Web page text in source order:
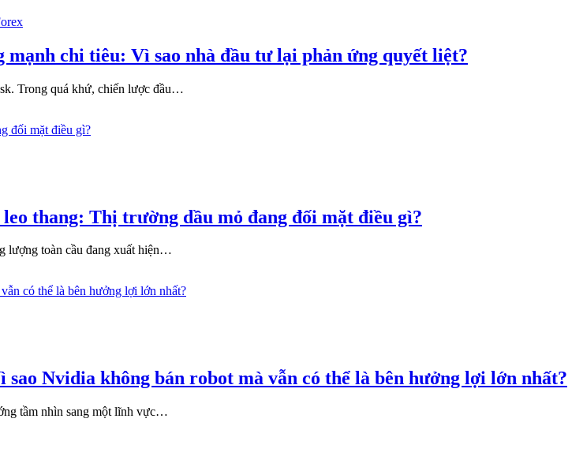
mạnh chi tiêu: Vì sao nhà đầu tư lại phản ứng quyết liệt?
Trong quá khứ, chiến lược đầu…
thang: Thị trường dầu mỏ đang đối mặt điều gì?
lượng toàn cầu đang xuất hiện…
Nvidia không bán robot mà vẫn có thể là bên hưởng lợi lớn nhất?
tầm nhìn sang một lĩnh vực…